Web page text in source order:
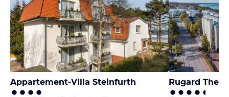
Appartement-Villa Steinfurth Rugard